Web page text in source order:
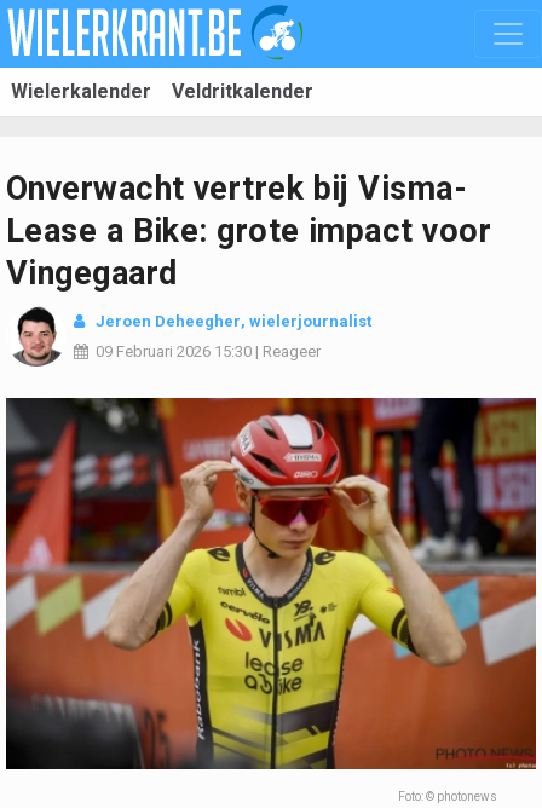
Wielerkalender Veldritkalender
Onverwacht vertrek bij Visma-
Lease a Bike: grote impact voor
Vingegaard
Jeroen Deheegher, wielerjournalist
09 Februari 2026 15:30 | Reageer
Foto: © photonews